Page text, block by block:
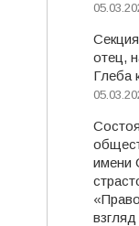
отец,
Глеба
имени